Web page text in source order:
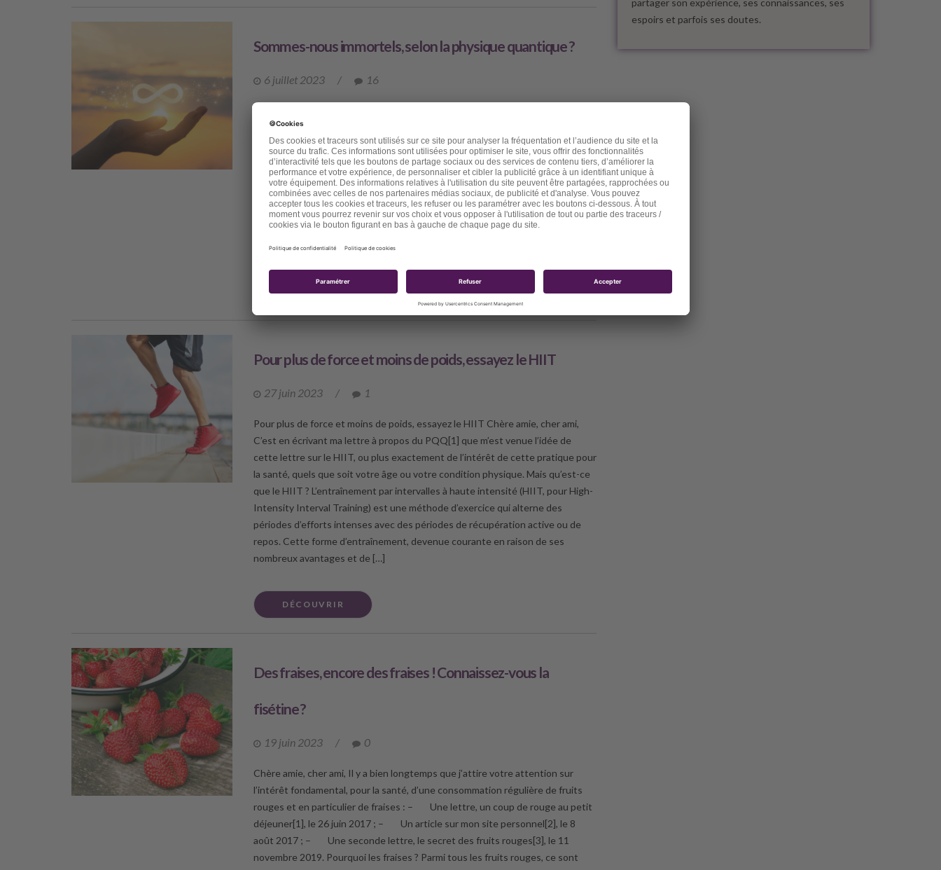
Sommes-nous immortels, selon la physique quantique ?
6 juillet 2023 / 16
pour mieux supporter l’été et surtout pour « moins vieillir en été ». Mais j’ai été
rattrapé par une actualité malheureuse qui m’a donné envie de partager avec
vous une publication à propos de notre possible immortalité quantique. Je
viens de perdre brutalement et soudainement une très chère et très proche
amie, et même plus que cela car nous travaillions parfois en binôme. Elle
s’appelait Christina, elle était psychanalyste et psychothérapeute. Mais ses
talents ne s’arrêtaient pas là : elle utilisait ses indubitables dons de
médiumnité afin de mieux aider […]
DÉCOUVRIR
Pour plus de force et moins de poids, essayez le HIIT
27 juin 2023 / 1
Pour plus de force et moins de poids, essayez le HIIT Chère amie, cher ami,
C’est en écrivant ma lettre à propos du PQQ[1] que m’est venue l’idée de
cette lettre sur le HIIT, ou plus exactement de l’intérêt de cette pratique pour
la santé, quels que soit votre âge ou votre condition physique. Mais qu’est-ce
que le HIIT ? L’entraînement par intervalles à haute intensité (HIIT, pour High-
Intensity Interval Training) est une méthode d’exercice qui alterne des
périodes d’efforts intenses avec des périodes de récupération active ou de
repos. Cette forme d’entraînement, devenue courante en raison de ses
nombreux avantages et de […]
DÉCOUVRIR
Des fraises, encore des fraises ! Connaissez-vous la
fisétine ?
19 juin 2023 / 0
Chère amie, cher ami, Il y a bien longtemps que j’attire votre attention sur
l’intérêt fondamental, pour la santé, d’une consommation régulière de fruits
rouges et en particulier de fraises : – Une lettre, un coup de rouge au petit
déjeuner[1], le 26 juin 2017 ; – Un article sur mon site personnel[2], le 8
août 2017 ; – Une seconde lettre, le secret des fruits rouges[3], le 11
novembre 2019. Pourquoi les fraises ? Parmi tous les fruits rouges, ce sont
espoirs et parfois ses doutes.